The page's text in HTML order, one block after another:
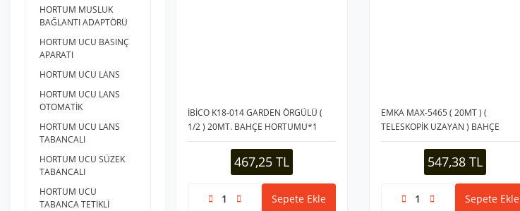
HORTUM MUSLUK
BAĞLANTI ADAPTÖRÜ
HORTUM UCU BASINÇ
APARATI
HORTUM UCU LANS
HORTUM UCU LANS
OTOMATİK
HORTUM UCU LANS
TABANCALI
HORTUM UCU SÜZEK
TABANCALI
HORTUM UCU
TABANCA TETİKLİ
İBİCO K18-014 GARDEN ÖRGÜLÜ (
1/2 ) 20MT. BAHÇE HORTUMU*1
467,25 TL
Sepete Ekle
EMKA MAX-5465 ( 20MT ) (
TELESKOPİK UZAYAN ) BAHÇE
HORTUMU ( 7 FONKSİYON AYARLI
TETİKLİ TABANCA )*24
547,38 TL
Sepete Ekle